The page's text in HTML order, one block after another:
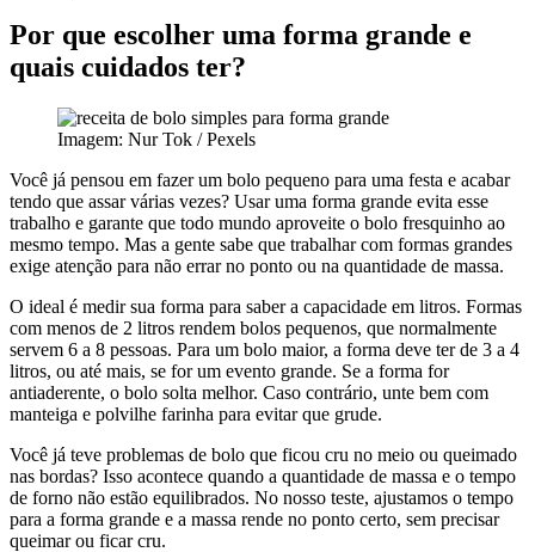
Por que escolher uma forma grande e
quais cuidados ter?
Imagem: Nur Tok / Pexels
Você já pensou em fazer um bolo pequeno para uma festa e acabar
tendo que assar várias vezes? Usar uma forma grande evita esse
trabalho e garante que todo mundo aproveite o bolo fresquinho ao
mesmo tempo. Mas a gente sabe que trabalhar com formas grandes
exige atenção para não errar no ponto ou na quantidade de massa.
O ideal é medir sua forma para saber a capacidade em litros. Formas
com menos de 2 litros rendem bolos pequenos, que normalmente
servem 6 a 8 pessoas. Para um bolo maior, a forma deve ter de 3 a 4
litros, ou até mais, se for um evento grande. Se a forma for
antiaderente, o bolo solta melhor. Caso contrário, unte bem com
manteiga e polvilhe farinha para evitar que grude.
Você já teve problemas de bolo que ficou cru no meio ou queimado
nas bordas? Isso acontece quando a quantidade de massa e o tempo
de forno não estão equilibrados. No nosso teste, ajustamos o tempo
para a forma grande e a massa rende no ponto certo, sem precisar
queimar ou ficar cru.